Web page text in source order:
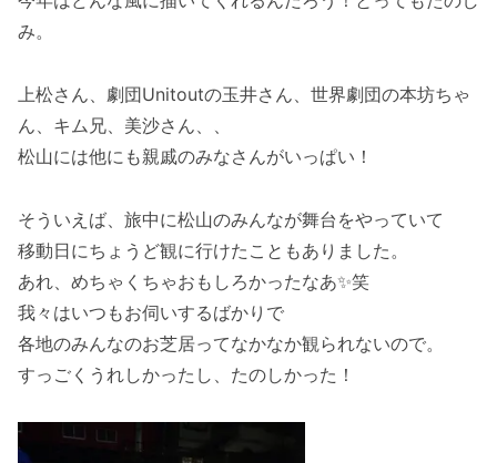
み。
上松さん、劇団Unitoutの玉井さん、世界劇団の本坊ちゃ
ん、キム兄、美沙さん、、
松山には他にも親戚のみなさんがいっぱい！
そういえば、旅中に松山のみんなが舞台をやっていて
移動日にちょうど観に行けたこともありました。
あれ、めちゃくちゃおもしろかったなあ✨笑
我々はいつもお伺いするばかりで
各地のみんなのお芝居ってなかなか観られないので。
すっごくうれしかったし、たのしかった！